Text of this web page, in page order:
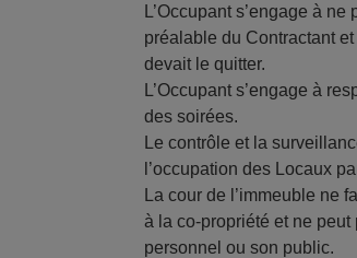
L’Occupant s’engage à
préalable du Contractant et
devait le quitter.
L’Occupant s’engage à
des soirées.
Le contrôle et la
l’occupation des Locaux
La cour de l’immeuble ne
à la co-propriété et ne peut
personnel ou son public.